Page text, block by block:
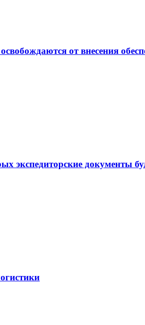
от внесения
экспедиторские документы